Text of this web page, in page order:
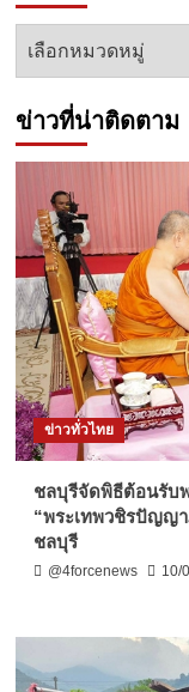
หัวข้อ
ข่าวที่น่าติดตาม
ข่าวทั่วไทย
ชลบุรีจัดพิธีต้อนรับ
“พระเทพวชิรปัญญ
ชลบุรี
@4forcenews 10/